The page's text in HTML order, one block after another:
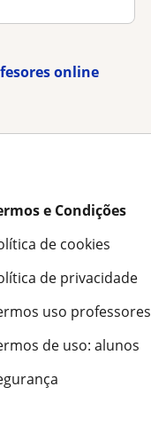
online
e Condições
de cookies
de privacidade
uso professores
de uso: alunos